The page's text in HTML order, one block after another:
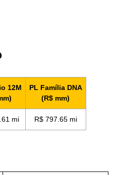
12M
PL Família DNA
(R$ mm)
mi R$ 797.65 mi